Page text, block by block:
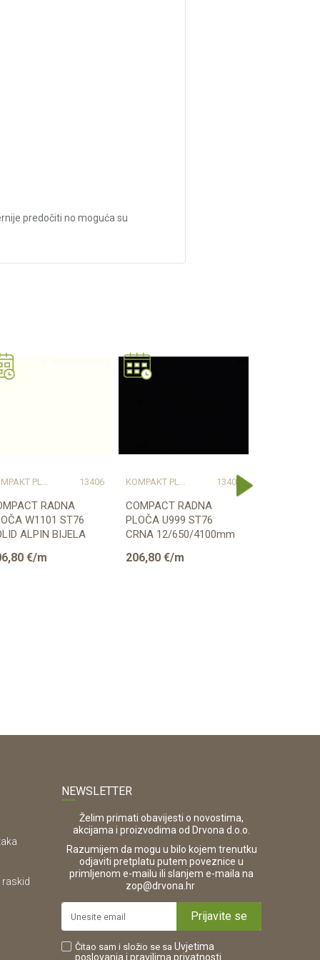
predočiti no moguća su
KOMPAKT PLOČE 13406
RADNA
W1101 ST76
ALPIN BIJELA
...€/m
KOMPAKT PLOČE 13408
COMPACT RADNA
PLOČA U999 ST76
CRNA 12/650/4100mm
206,80 €/m
raskid
NEWSLETTER
Želim primati obavijesti o novostima,
akcijama i proizvodima od Drvona d.o.o.
Razumijem da mogu u bilo kojem trenutku
odjaviti pretplatu putem poveznice u
primljenom e-mailu ili slanjem e-maila na
zop@drvona.hr.
Prijavite se
Čitao sam i složio se sa Uvjetima
poslovanja i pravilima privatnosti